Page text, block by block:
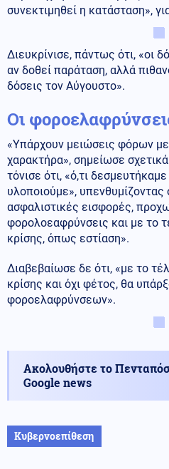
συνεκτιμηθεί η κατάσταση»,
Διευκρίνισε, πάντως ότι, «οι
αν δοθεί παράταση, αλλά
δόσεις τον Αύγουστο».
Οι
«Υπάρχουν μειώσεις φόρων
χαρακτήρα», σημείωσε
τόνισε ότι, «ό,τι
υλοποιούμε», υπενθυμίζοντας
ασφαλιστικές εισφορές,
φορολοεαφρύνσεις και με το
κρίσης, όπως εστίαση».
Διαβεβαίωσε δε ότι, «με το
κρίσης και όχι φέτος, θα
φοροελαφρύνσεων».
Ακολουθήστε το
Google news
Κυβερνοεπίθεση